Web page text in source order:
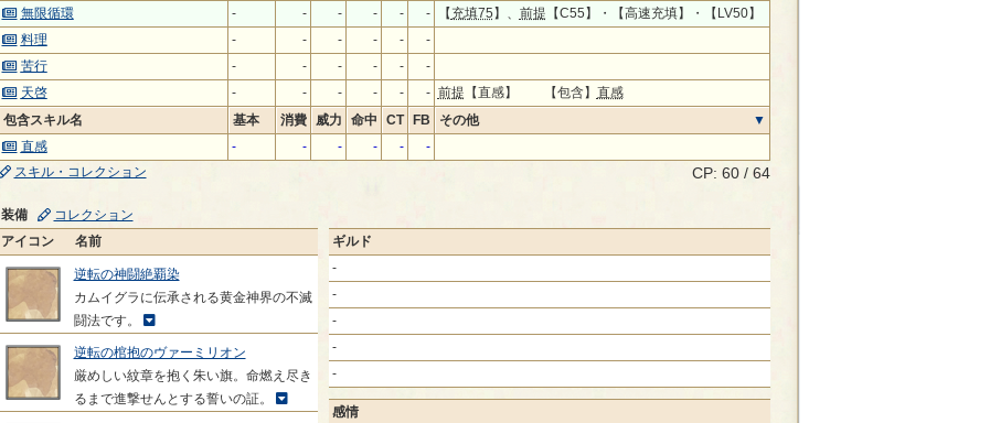
無限循環
- - - - - - 【 充填75 】、 前提 【C55】・【高速充填】・【LV50】
料理
- - - - -
-
苦行
- - - - -
-
天啓
- - - - - - 前提 【直感】 【包含】 直感
包含スキル名
基本 消費 威力 命中 CT FB
その他
直感
- - - - -
-
スキル・コレクション
CP: 60 / 64
装備
コレクション
アイコン
名前
逆転の神闘絶覇染
カムイグラに伝承される黄金神界の不滅
闘法です。
逆転の棺抱のヴァーミリオン
厳めしい紋章を抱く朱い旗。命燃え尽き
るまで進撃せんとする誓いの証。
ギルド
-
-
-
-
-
感情